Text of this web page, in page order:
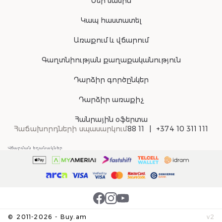
Կապ հաստատել
Առաքում և վճարում
Գաղտնիության քաղաքականություն
Դարձիր գործընկեր
Դարձիր առաքիչ
Հանրային օֆերտա
Հաճախորդների սպասարկում88 11 +374 10 311 111
© 2011-2026 - Buy.am v2
Վճարման եղանակներ